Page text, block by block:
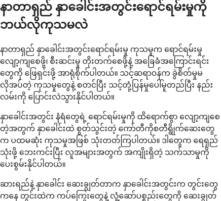
နာတာရှည် နှာခေါင်းအတွင်းရောင်ရမ်းမှုကို
ဘယ်လိုကုသမလဲ
နာတာရှည် နှာခေါင်းအတွင်းရောင်ရမ်းမှု ကုသမှုက ရောင်ရမ်းမှု
လျော့ကျစေဖို့၊ စီးဆင်းမှု တိုးတက်စေဖို့နဲ့ အခြေခံအကြောင်းရင်း
တွေကို ဖြေရှင်းဖို့ အာရုံစိုက်ပါတယ်။ သင့်ဆရာဝန်က ခွဲစိတ်မှုမ
လိုအပ်တဲ့ ကုသမှုတွေနဲ့ စတင်ပြီး သင့်တုံ့ပြန်မှုပေါ်မူတည်ပြီး နည်း
လမ်းကို ပြောင်းလဲသွားနိုင်ပါတယ်။
နှာခေါင်းအတွင်း နံရံတွေရဲ့ ရောင်ရမ်းမှုကို ထိရောက်စွာ လျော့ကျစေ
တဲ့အတွက် နှာခေါင်းထဲ စွတ်သွင်းတဲ့ ကော်တီကိုစတီရွိုက်ဆေးတွေ
က ပထမဆုံး ကုသမှုအဖြစ် သုံးတတ်ကြပါတယ်။ ဒါတွေက ရေရှည်
သုံးဖို့ ဘေးကင်းပြီး လူအများအတွက် အကျိုးရှိတဲ့ သက်သာမှုကို
ပေးစွမ်းနိုင်ပါတယ်။
ဆားရည်နဲ့ နှာခေါင်း ဆေးချွတ်တာက နှာခေါင်းအတွင်းက တွင်းတွေ
ကနေ တွင်းထဲက ကပ်ကြွေးတွေနဲ့ လှုံ့ဆော်ပစ္စည်းတွေကို ဆေးချွတ်